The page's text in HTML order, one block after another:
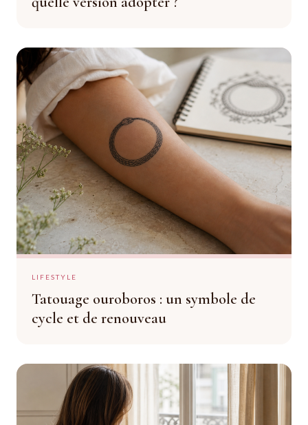
LIFESTYLE
Tatouage ouroboros : un symbole de
cycle et de renouveau